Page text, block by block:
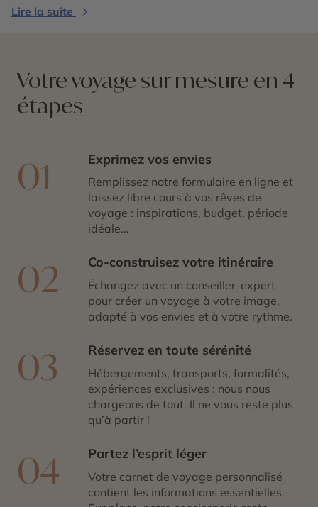
Lire la suite
Votre voyage sur mesure en 4
étapes
01 Exprimez vos envies
Remplissez notre formulaire en ligne et
laissez libre cours à vos rêves de
voyage : inspirations, budget, période
idéale…
02 Co-construisez votre itinéraire
Échangez avec un conseiller-expert
pour créer un voyage à votre image,
adapté à vos envies et à votre rythme.
03 Réservez en toute sérénité
Hébergements, transports, formalités,
expériences exclusives : nous nous
chargeons de tout. Il ne vous reste plus
qu’à partir !
04 Partez l’esprit léger
Votre carnet de voyage personnalisé
contient les informations essentielles.